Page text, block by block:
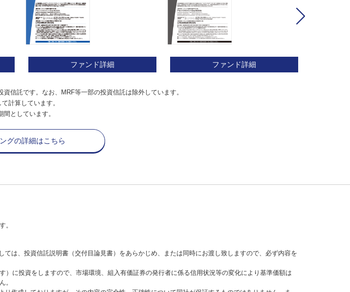
ファンド詳細 ファンド詳細
信託です。なお、MRF等一部の投資信託は除外しています。
計算しています。
としています。
グの詳細はこちら
。
は、投資信託説明書（交付目論見書）をあらかじめ、または同時にお渡し致しますので、必ず内容を
に投資をしますので、市場環境、組入有価証券の発行者に係る信用状況等の変化により基準価額は
。